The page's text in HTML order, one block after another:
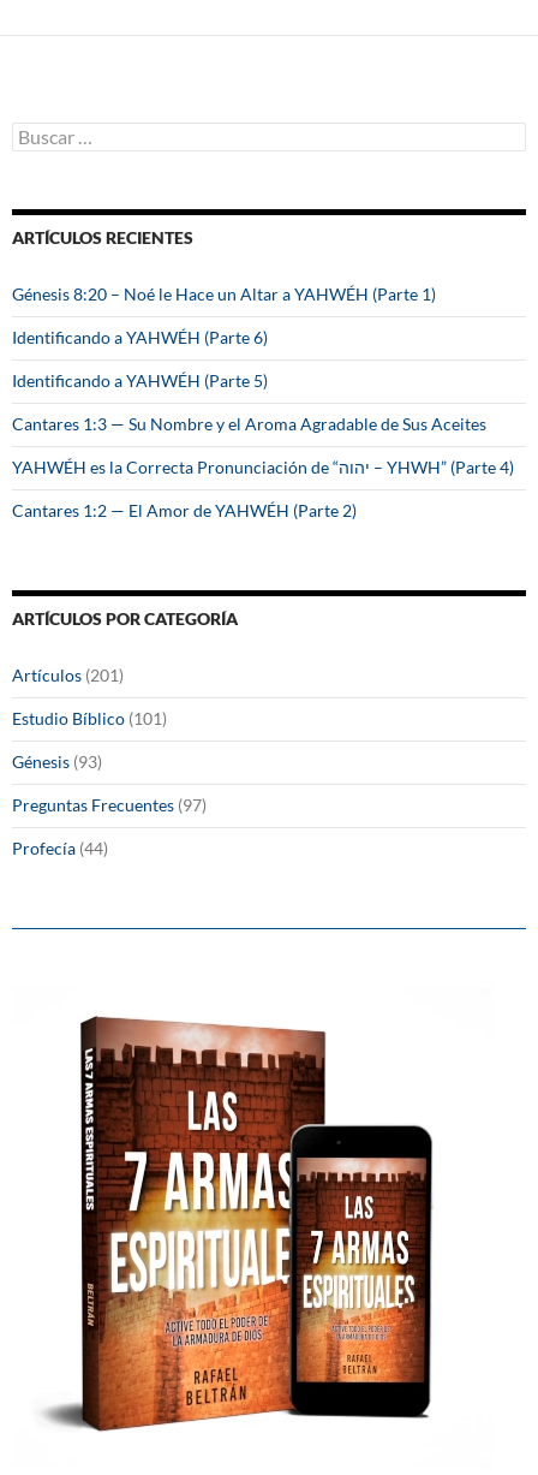
B
u
a
r
ARTÍCULOS RECIENTES
Génesis 8:20 – Noé le Hace un Altar a YAHWÉH (Parte 1)
Identificando a YAHWÉH (Parte 6)
Identificando a YAHWÉH (Parte 5)
Cantares 1:3 — Su Nombre y el Aroma Agradable de Sus Aceites
YAHWÉH es la Correcta Pronunciación de “יהוה – YHWH” (Parte 4)
Cantares 1:2 — El Amor de YAHWÉH (Parte 2)
ARTÍCULOS POR CATEGORÍA
Artículos (201)
Estudio Bíblico (101)
Génesis (93)
Preguntas Frecuentes (97)
Profecía (44)